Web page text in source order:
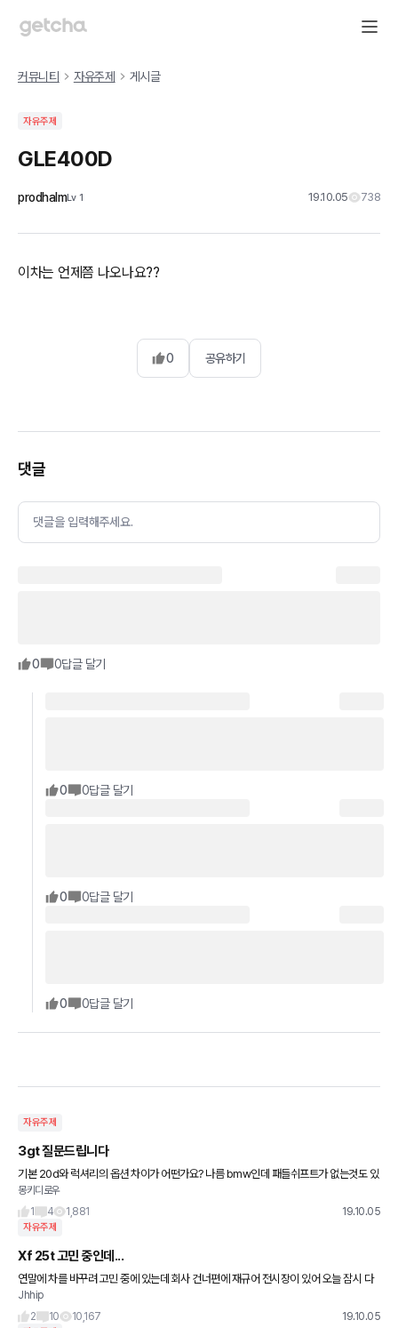
커뮤니티 자유주제 게시글
자유주제
GLE400D
prodhalmLv 1 19.10.05 738
이차는 언제쯤 나오나요??
0 공유하기
댓글
댓글을 입력해주세요.
0 0답글 달기
0 0답글 달기
0 0답글 달기
0 0답글 달기
자유주제
3gt 질문드립니다
기본 20d와 럭셔리의 옵션 차이가 어떤가요? 나름 bmw인데 패들쉬프트가 없는것도 있
던데ㅜㅜ 잘아시는분 답변 부탁드립니다ㅎㅎ
몽키디로우
1
4 1,881 19.10.05
자유주제
Xf 25t 고민 중인데...
연말에 차를 바꾸려 고민 중에 있는데 회사 건너편에 재규어 전시장이 있어 오늘 잠시 다
녀왔습니다. 할인도 좋고 차도 앉아보고 완전 반해서 고민 중에 있는데 잔고장이 많을까
요? As도 문제 많다고
Jhhip
2
10 10,167 19.10.05